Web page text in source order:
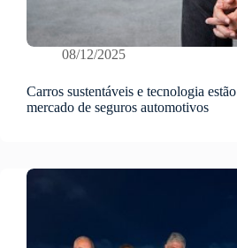
08/12/2025
Carros sustentáveis e tecnologia
mercado de seguros automotivos